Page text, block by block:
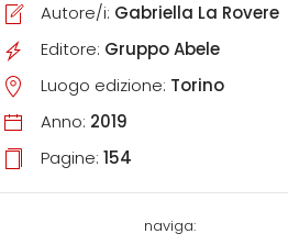
Autore/i: Gabriella La Rovere
Editore: Gruppo Abele
Luogo edizione: Torino
Anno: 2019
Pagine:154
naviga: